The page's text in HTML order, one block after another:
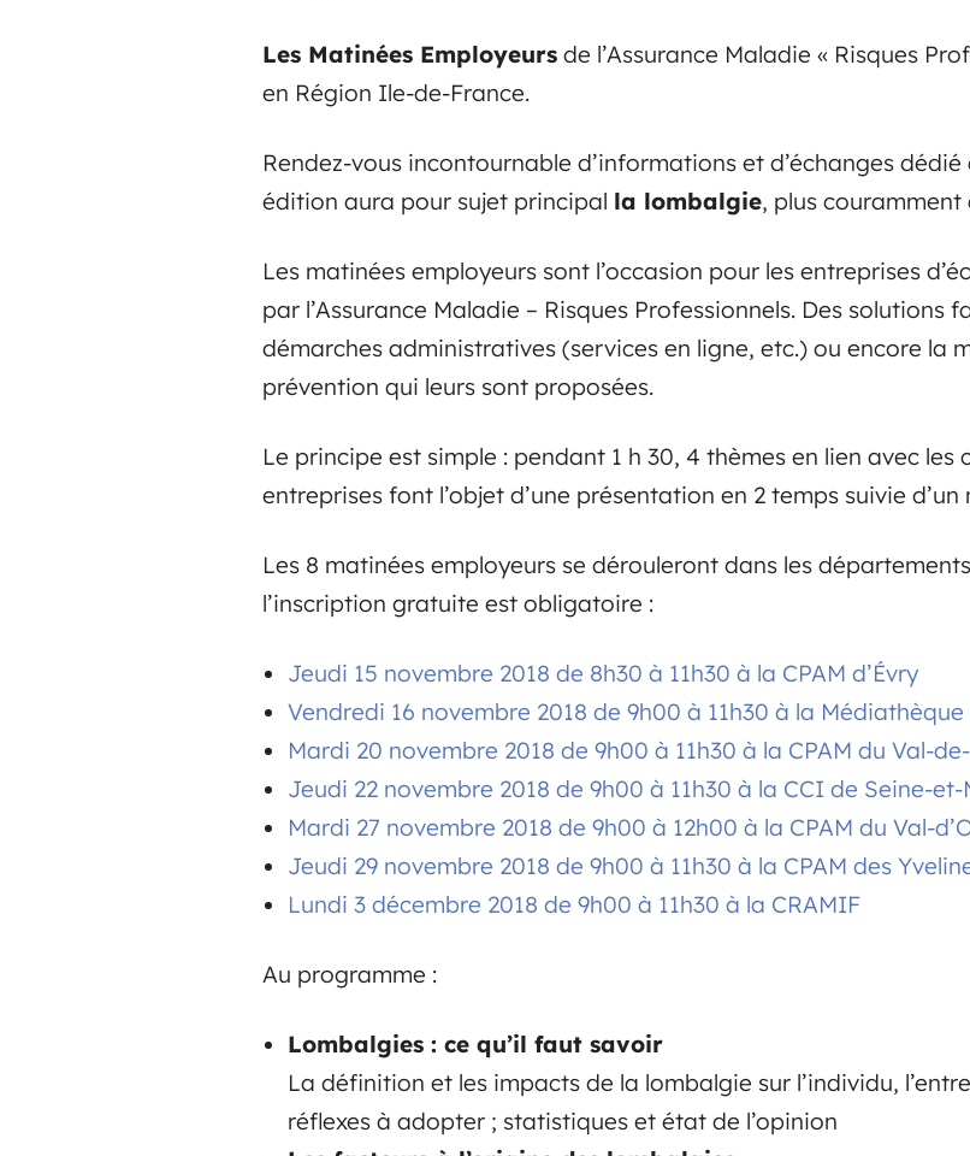
Les Matinées Employeurs de l’Assurance Maladie « Risques
en Région Ile-de-France.
Rendez-vous incontournable d’informations et d’échanges
édition aura pour sujet principal la lombalgie, plus couramment
Les matinées employeurs sont l’occasion pour les entreprises
par l’Assurance Maladie – Risques Professionnels. Des
démarches administratives (services en ligne, etc.) ou encore la
prévention qui leurs sont proposées.
Le principe est simple : pendant 1 h 30, 4 thèmes en lien avec
entreprises font l’objet d’une présentation en 2 temps suivie d’un
Les 8 matinées employeurs se dérouleront dans les
l’inscription gratuite est obligatoire :
Jeudi 15 novembre 2018 de 8h30 à 11h30 à la CPAM d’Évry
Vendredi 16 novembre 2018 de 9h00 à 11h30 à la
Mardi 20 novembre 2018 de 9h00 à 11h30 à la CPAM du Val-
Jeudi 22 novembre 2018 de 9h00 à 11h30 à la CCI de Seine-et-
Mardi 27 novembre 2018 de 9h00 à 12h00 à la CPAM du Val-
Jeudi 29 novembre 2018 de 9h00 à 11h30 à la CPAM des
Lundi 3 décembre 2018 de 9h00 à 11h30 à la CRAMIF
Au programme :
Lombalgies : ce qu’il faut savoir
La définition et les impacts de la lombalgie sur l’individu,
réflexes à adopter ; statistiques et état de l’opinion